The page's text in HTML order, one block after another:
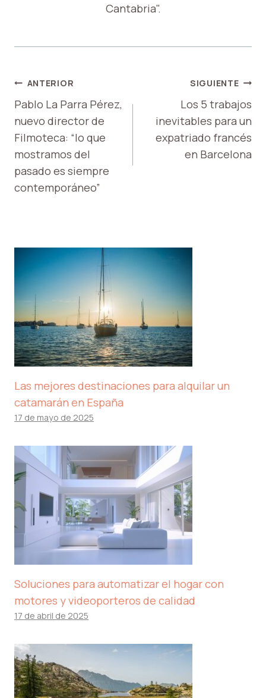
Cantabria".
NAVEGACIÓN
DE
ENTRADAS
ANTERIOR
Pablo La Parra Pérez,
nuevo director de
Filmoteca: “lo que
mostramos del
pasado es siempre
contemporáneo”
SIGUIENTE
Los 5 trabajos
inevitables para un
expatriado francés
en Barcelona
Las mejores destinaciones para alquilar un
catamarán en España
17 de mayo de 2025
Soluciones para automatizar el hogar con
motores y videoporteros de calidad
17 de abril de 2025